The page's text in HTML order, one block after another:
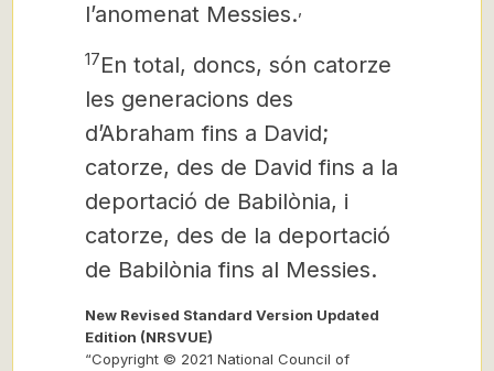
l’anomenat Messies.
17En total, doncs, són catorze
les generacions des
d’Abraham fins a David;
catorze, des de David fins a la
deportació de Babilònia, i
catorze, des de la deportació
de Babilònia fins al Messies.
New Revised Standard Version Updated
Edition (NRSVUE)
“Copyright © 2021 National Council of